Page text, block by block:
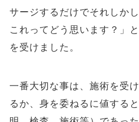
サージするだけでそれしか
これってどう思います？」
を受けました。
一番大切な事は、施術を受
るか、身を委ねるに値する